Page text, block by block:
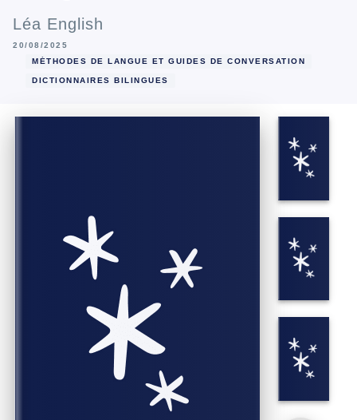
Léa English
20/08/2025
MÉTHODES DE LANGUE ET GUIDES DE CONVERSATION
DICTIONNAIRES BILINGUES